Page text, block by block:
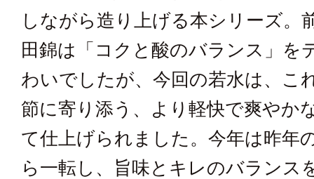
しながら造り上げる本シリーズ。
田錦は「コクと酸のバランス」を
わいでしたが、今回の若水は、こ
節に寄り添う、より軽快で爽やか
て仕上げられました。今年は昨年
ら一転し、旨味とキレのバランス